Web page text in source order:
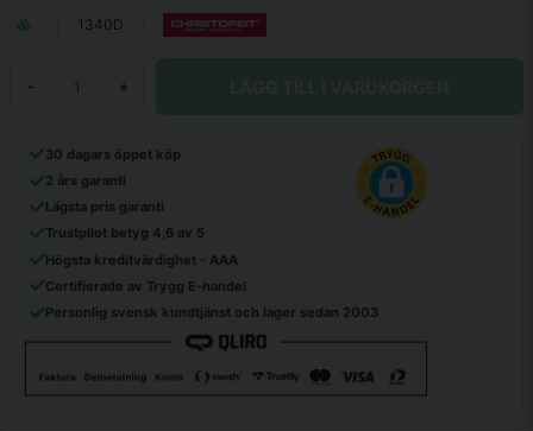
1340D
- +
30 dagars öppet köp
2 års garanti
Lägsta pris garanti
Trustpilot betyg 4,6 av 5
Högsta kreditvärdighet - AAA
Certifierade av Trygg E-handel
Personlig svensk kundtjänst och lager sedan 2003